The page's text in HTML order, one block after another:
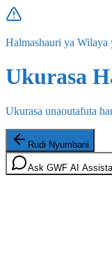
Halmashauri ya Wilaya
Ukurasa
Ukurasa unaoutafuta
Rudi Nyumbani
Ask GWF AI